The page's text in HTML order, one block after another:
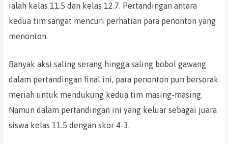
ialah kelas 11.5 dan kelas 12.7. Pertandingan antara
kedua tim sangat mencuri perhatian para penonton yang
menonton.
Banyak aksi saling serang hingga saling bobol gawang
dalam pertandingan final ini, para penonton pun bersorak
meriah untuk mendukung kedua tim masing-masing.
Namun dalam pertandingan ini yang keluar sebagai juara
siswa kelas 11.5 dengan skor 4-3.